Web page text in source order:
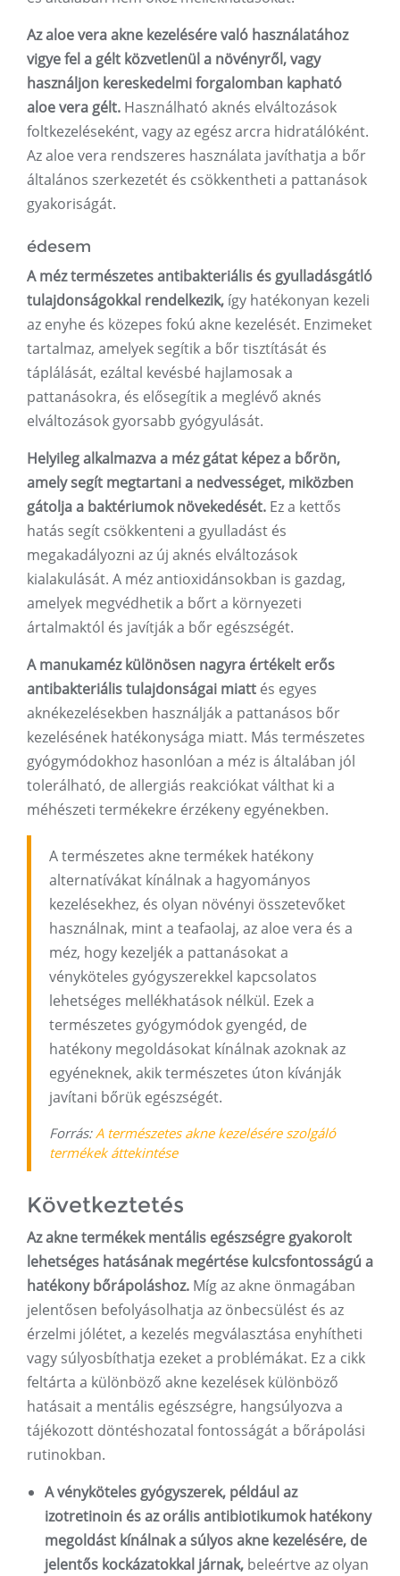
Az aloe vera akne kezelésére való használatához
vigye fel a gélt közvetlenül a növényről, vagy
használjon kereskedelmi forgalomban kapható
aloe vera gélt. Használható aknés elváltozások
foltkezeléseként, vagy az egész arcra hidratálóként.
Az aloe vera rendszeres használata javíthatja a bőr
általános szerkezetét és csökkentheti a pattanások
gyakoriságát.
édesem
A méz természetes antibakteriális és gyulladásgátló
tulajdonságokkal rendelkezik, így hatékonyan kezeli
az enyhe és közepes fokú akne kezelését. Enzimeket
tartalmaz, amelyek segítik a bőr tisztítását és
táplálását, ezáltal kevésbé hajlamosak a
pattanásokra, és elősegítik a meglévő aknés
elváltozások gyorsabb gyógyulását.
Helyileg alkalmazva a méz gátat képez a bőrön,
amely segít megtartani a nedvességet, miközben
gátolja a baktériumok növekedését. Ez a kettős
hatás segít csökkenteni a gyulladást és
megakadályozni az új aknés elváltozások
kialakulását. A méz antioxidánsokban is gazdag,
amelyek megvédhetik a bőrt a környezeti
ártalmaktól és javítják a bőr egészségét.
A manukaméz különösen nagyra értékelt erős
antibakteriális tulajdonságai miatt és egyes
aknékezelésekben használják a pattanásos bőr
kezelésének hatékonysága miatt. Más természetes
gyógymódokhoz hasonlóan a méz is általában jól
tolerálható, de allergiás reakciókat válthat ki a
méhészeti termékekre érzékeny egyénekben.
A természetes akne termékek hatékony
alternatívákat kínálnak a hagyományos
kezelésekhez, és olyan növényi összetevőket
használnak, mint a teafaolaj, az aloe vera és a
méz, hogy kezeljék a pattanásokat a
vényköteles gyógyszerekkel kapcsolatos
lehetséges mellékhatások nélkül. Ezek a
természetes gyógymódok gyengéd, de
hatékony megoldásokat kínálnak azoknak az
egyéneknek, akik természetes úton kívánják
javítani bőrük egészségét.
Forrás:A természetes akne kezelésére szolgáló
termékek áttekintése
Következtetés
Az akne termékek mentális egészségre gyakorolt ​​
lehetséges hatásának megértése kulcsfontosságú a
hatékony bőrápoláshoz. Míg az akne önmagában
jelentősen befolyásolhatja az önbecsülést és az
érzelmi jólétet, a kezelés megválasztása enyhítheti
vagy súlyosbíthatja ezeket a problémákat. Ez a cikk
feltárta a különböző akne kezelések különböző
hatásait a mentális egészségre, hangsúlyozva a
tájékozott döntéshozatal fontosságát a bőrápolási
rutinokban.
A vényköteles gyógyszerek, például az
izotretinoin és az orális antibiotikumok hatékony
megoldást kínálnak a súlyos akne kezelésére, de
jelentős kockázatokkal járnak, beleértve az olyan